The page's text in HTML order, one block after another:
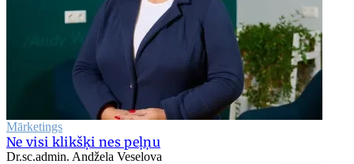
Mārketings
Ne visi klikšķi nes peļņu
Dr.sc.admin. Andžela Veselova